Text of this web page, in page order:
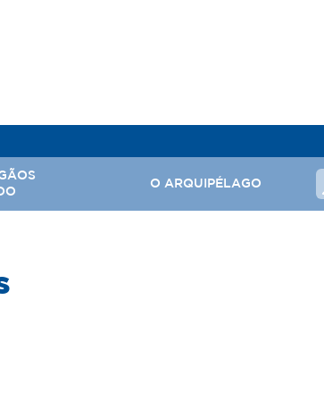
O ARQUIPÉLAGO